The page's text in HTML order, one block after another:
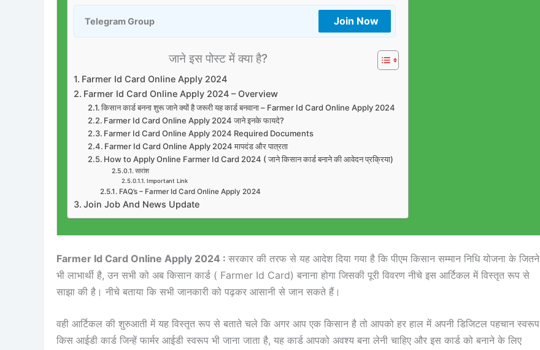
Telegram Group Join Now
जाने इस पोस्ट में क्या है?
Farmer Id Card Online Apply 2024
Farmer Id Card Online Apply 2024 – Overview
किसान कार्ड बनना शुरू जाने क्यों है जरूरी यह कार्ड बनवाना – Farmer Id Card Online Apply 2024
Farmer Id Card Online Apply 2024 जाने इनके फायदे?
Farmer Id Card Online Apply 2024 Required Documents
Farmer Id Card Online Apply 2024 मापदंड और पात्रता
How to Apply Online Farmer Id Card 2024 ( जाने किसान कार्ड बनाने की आवेदन प्रक्रिया)
सारांश
Important Link
FAQ’s – Farmer Id Card Online Apply 2024
Join Job And News Update
Farmer Id Card Online Apply 2024 : सरकार की तरफ से यह आदेश दिया गया है कि पीएम किसान सम्मान निधि योजना के जितने
भी लाभार्थी है, उन सभी को अब किसान कार्ड ( Farmer Id Card) बनाना होगा जिसकी पूरी विवरण नीचे इस आर्टिकल में विस्तृत रूप से
साझा की है। नीचे बताया कि सभी जानकारी को पढ़कर आसानी से जान सकते हैं।
वही आर्टिकल की शुरुआती में यह विस्तृत रूप से बताते चले कि अगर आप एक किसान है तो आपको हर हाल में अपनी डिजिटल पहचान स्वरूप
किस आईडी कार्ड जिन्हें फार्मर आईडी स्वरूप भी जाना जाता है, यह कार्ड आपको अवश्य बना लेनी चाहिए और इस कार्ड को बनाने के लिए